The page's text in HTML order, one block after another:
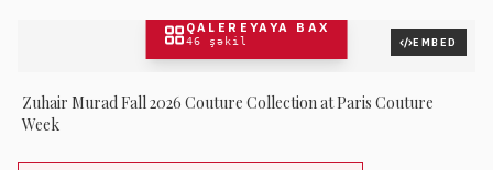
QALEREYAYA BAX
46 şəkil EMBED
Zuhair Murad Fall 2026 Couture Collection at Paris Couture
Week